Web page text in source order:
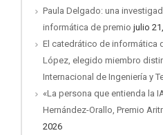
Paula Delgado: una
informática de premio julio
El catedrático de informática
López, elegido miembro
Internacional de Ingeniería y
«La persona que entienda la
Hernández-Orallo, Premio
2026